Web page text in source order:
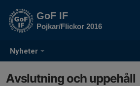
Nyheter
GoF IF
Pojkar/Flickor 2016
Avslutning och uppehåll